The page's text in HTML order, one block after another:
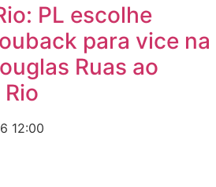
PL escolhe
para vice na
Ruas ao
12:00